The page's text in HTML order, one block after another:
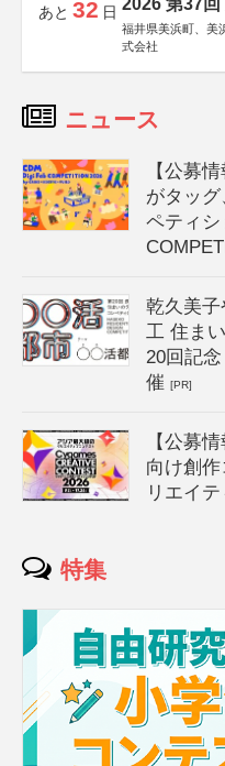
あと 32 日 2026 第37回
福井県美浜町、美
式会社
ニュース
【公募
がタッ
ペティ
乾久美
工 住ま
20回記
催[PR]
【公募
向け創
リエイ
特集